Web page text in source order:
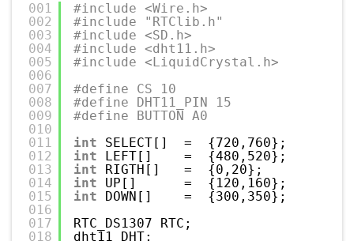
001
002
003
004
005
006
007
008
009
010
011
012
013
014
015
016
017
018
#include <Wire.h>
#include "RTClib.h"
#include <SD.h>
#include <dht11.h>
#include <LiquidCrystal.h>
#define CS 10
#define DHT11_PIN 15
#define BUTTON A0
int
SELECT[]  =  {720,760};
int
LEFT[]    =  {480,520};
int
RIGTH[]   =  {0,20};
int
UP[]      =  {120,160};
int
DOWN[]    =  {300,350};
RTC_DS1307 RTC;
dht11 DHT;